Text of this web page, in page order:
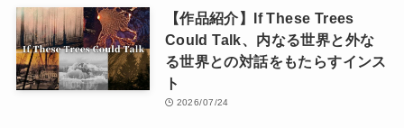
【作品紹介】If These Trees
Could Talk、内なる世界と外な
る世界との対話をもたらすインス
ト
2026/07/24